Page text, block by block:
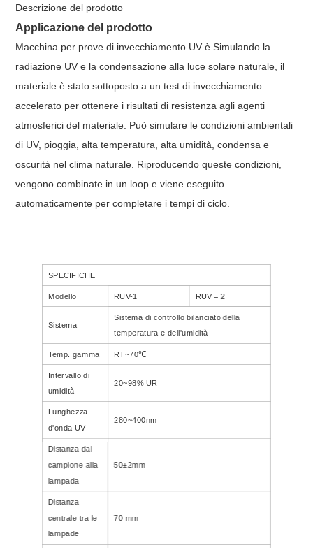
Descrizione del prodotto
Applicazione del prodotto
Macchina per prove di invecchiamento UVè Simulando la
radiazione UV e la condensazione alla luce solare naturale, il
materiale è stato sottoposto a un test di invecchiamento
accelerato per ottenere i risultati di resistenza agli agenti
atmosferici del materiale. Può simulare le condizioni ambientali
di UV, pioggia, alta temperatura, alta umidità, condensa e
oscurità nel clima naturale. Riproducendo queste condizioni,
vengono combinate in un loop e viene eseguito
automaticamente per completare i tempi di ciclo.
SPECIFICHE
Modello RUV-1 RUV = 2
Sistema
Sistema di controllo bilanciato della
temperatura e dell'umidità
Temp. gamma RT~70℃
Intervallo di
umidità
20~98% UR
Lunghezza
d'onda UV
280~400nm
Distanza dal
campione alla
lampada
50±2mm
Distanza
centrale tra le
lampade
70 mm